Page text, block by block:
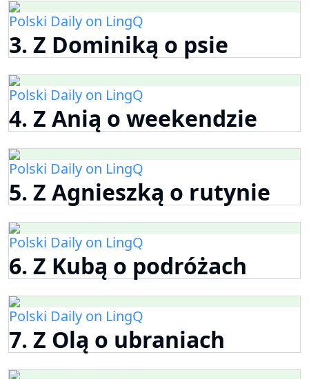
Polski Daily on LingQ
3. Z Dominiką o psie
Polski Daily on LingQ
4. Z Anią o weekendzie
Polski Daily on LingQ
5. Z Agnieszką o rutynie
Polski Daily on LingQ
6. Z Kubą o podróżach
Polski Daily on LingQ
7. Z Olą o ubraniach